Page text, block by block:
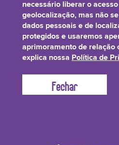
Álcool de origem vegetal, extraído do
solvente entre os ingredientes da
Brasil e
necessário liberar o acesso
geolocalização, mas não
dados pessoais e de
protegidos e usaremos
aprimoramento de relação
explica nossa Política de